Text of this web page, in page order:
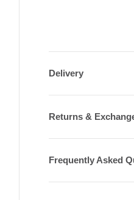
Delivery
Returns &
Frequently Asked